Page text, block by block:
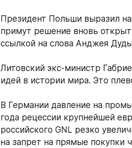
Президент Польши выразил
примут решение вновь
ссылкой на слова Анджея
Литовский экс-министр
идей в истории мира. Это
В Германии давление на
года рецессии крупнейшей
российского GNL резко
на запрет на прямые покупки